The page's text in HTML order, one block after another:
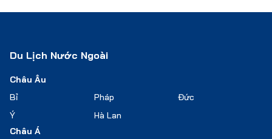
Du Lịch Nước Ngoài
Châu Âu
Bỉ
Pháp
Đức
Ý
Hà Lan
Châu Á